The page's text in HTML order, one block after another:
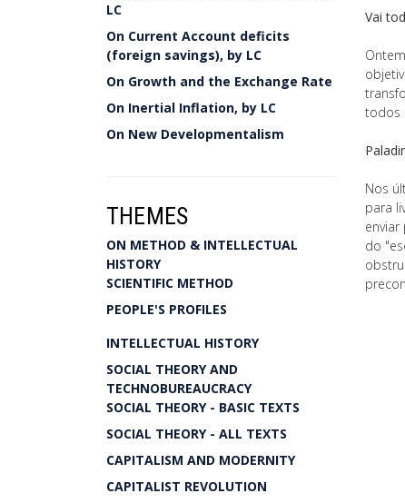
LC
On Current Account deficits
(foreign savings), by LC
On Growth and the Exchange Rate
On Inertial Inflation, by LC
On New Developmentalism
THEMES
ON METHOD & INTELLECTUAL
HISTORY
SCIENTIFIC METHOD
PEOPLE'S PROFILES
INTELLECTUAL HISTORY
SOCIAL THEORY AND
TECHNOBUREAUCRACY
SOCIAL THEORY - BASIC TEXTS
SOCIAL THEORY - ALL TEXTS
CAPITALISM AND MODERNITY
CAPITALIST REVOLUTION
Vai
todos
Nos
para
do